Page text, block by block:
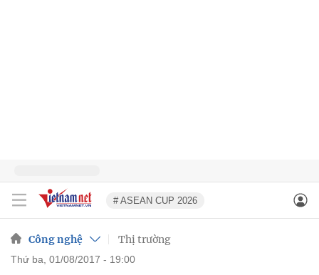
# ASEAN CUP 2026
Công nghệ Thị trường
thứ ba, 01/08/2017 - 19:00